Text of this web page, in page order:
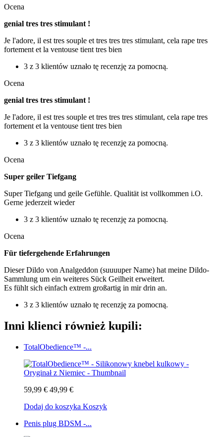
Ocena
genial tres tres stimulant !
Je l'adore, il est tres souple et tres tres tres stimulant, cela rape tres
fortement et la ventouse tient tres bien
3 z 3 klientów uznało tę recenzję za pomocną.
Ocena
genial tres tres stimulant !
Je l'adore, il est tres souple et tres tres tres stimulant, cela rape tres
fortement et la ventouse tient tres bien
3 z 3 klientów uznało tę recenzję za pomocną.
Ocena
Super geiler Tiefgang
Super Tiefgang und geile Gefühle. Qualität ist vollkommen i.O.
Gerne jederzeit wieder
3 z 3 klientów uznało tę recenzję za pomocną.
Ocena
Für tiefergehende Erfahrungen
Dieser Dildo von Analgeddon (suuuuper Name) hat meine Dildo-
Sammlung um ein weiteres Sück Geilheit erweitert.
Es fühlt sich einfach extrem großartig in mir drin an.
3 z 3 klientów uznało tę recenzję za pomocną.
Inni klienci również kupili:
TotalObedience™ -...
59,99 € 49,99 €
Dodaj do koszyka Koszyk
Penis plug BDSM -...